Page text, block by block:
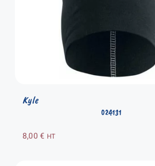
024131
Kyle
8,00€ HT